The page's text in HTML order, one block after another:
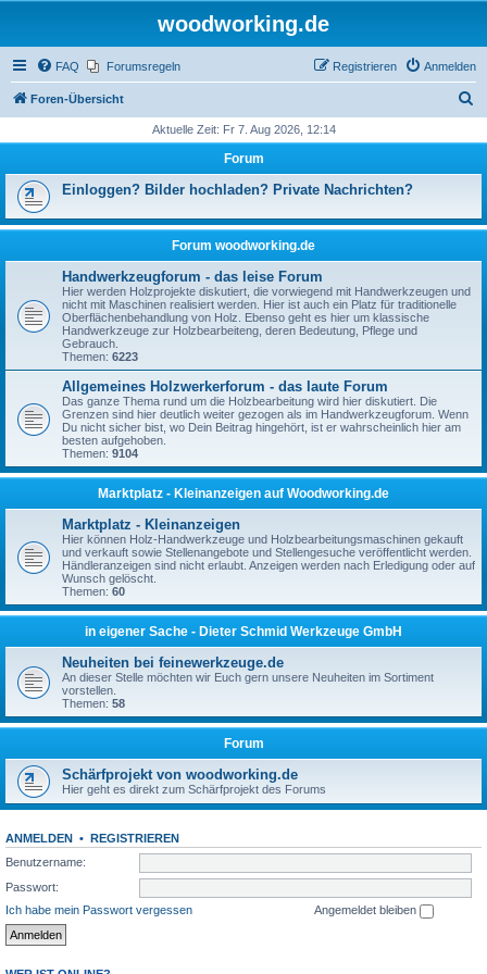
woodworking.de
FAQ Forumsregeln Anmelden
Registrieren
Foren-Übersicht
h
Aktuelle Zeit: Fr 7. Aug 2026, 12:14
Forum
Einloggen? Bilder hochladen? Private Nachrichten?
Forum woodworking.de
Handwerkzeugforum - das leise Forum
Hier werden Holzprojekte diskutiert, die vorwiegend mit Handwerkzeugen und
nicht mit Maschinen realisiert werden. Hier ist auch ein Platz für traditionelle
Oberflächenbehandlung von Holz. Ebenso geht es hier um klassische
Handwerkzeuge zur Holzbearbeiteng, deren Bedeutung, Pflege und
Gebrauch.
Themen: 6223
Allgemeines Holzwerkerforum - das laute Forum
Das ganze Thema rund um die Holzbearbeitung wird hier diskutiert. Die
Grenzen sind hier deutlich weiter gezogen als im Handwerkzeugforum. Wenn
Du nicht sicher bist, wo Dein Beitrag hingehört, ist er wahrscheinlich hier am
besten aufgehoben.
Themen: 9104
Marktplatz - Kleinanzeigen auf Woodworking.de
Marktplatz - Kleinanzeigen
Hier können Holz-Handwerkzeuge und Holzbearbeitungsmaschinen gekauft
und verkauft sowie Stellenangebote und Stellengesuche veröffentlicht werden.
Händleranzeigen sind nicht erlaubt. Anzeigen werden nach Erledigung oder auf
Wunsch gelöscht.
Themen: 60
in eigener Sache - Dieter Schmid Werkzeuge GmbH
Neuheiten bei feinewerkzeuge.de
An dieser Stelle möchten wir Euch gern unsere Neuheiten im Sortiment
vorstellen.
Themen: 58
Forum
Schärfprojekt von woodworking.de
Hier geht es direkt zum Schärfprojekt des Forums
ANMELDEN • REGISTRIEREN
Benutzername:
Passwort:
Ich habe mein Passwort vergessen
Angemeldet bleiben